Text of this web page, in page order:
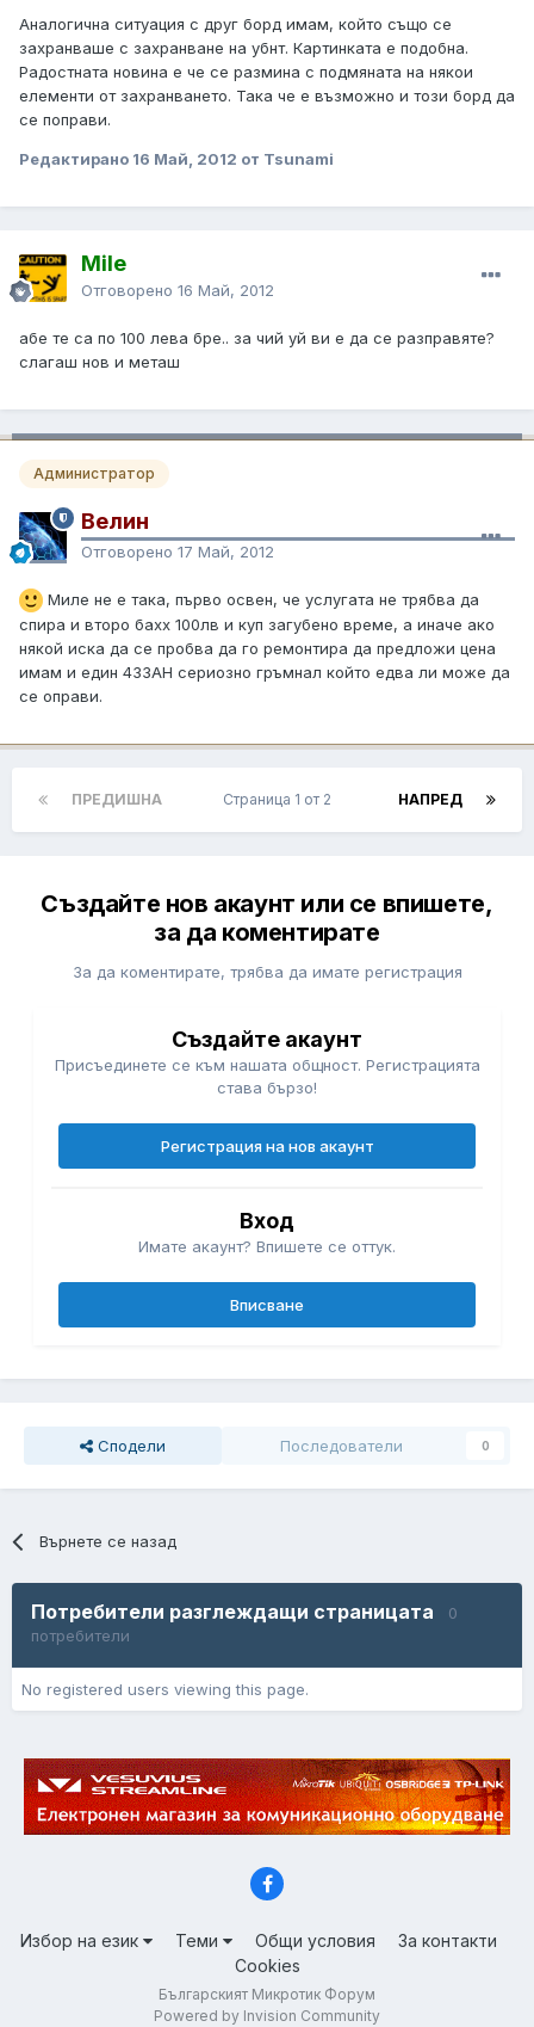
Аналогична ситуация с друг борд имам, който също се
захранваше с захранване на убнт. Картинката е подобна.
Радостната новина е че се размина с подмяната на някои
елементи от захранването. Така че е възможно и този борд да
се поправи.
Редактирано 16 Май, 2012 от Tsunami
Mile
Отговорено 16 Май, 2012
абе те са по 100 лева бре.. за чий уй ви е да се разправяте?
слагаш нов и меташ
Администратор
Велин
Отговорено 17 Май, 2012
Миле не е така, първо освен, че услугата не трябва да
спира и второ бахх 100лв и куп загубено време, а иначе ако
някой иска да се пробва да го ремонтира да предложи цена
имам и един 433АН сериозно гръмнал който едва ли може да
се оправи.
ПРЕДИШНА НАПРЕД
Страница 1 от 2
Създайте нов акаунт или се впишете,
за да коментирате
За да коментирате, трябва да имате регистрация
Създайте акаунт
Присъединете се към нашата общност. Регистрацията
става бързо!
Регистрация на нов акаунт
Вход
Имате акаунт? Впишете се оттук.
Вписване
Сподели Последователи 0
Върнете се назад
Потребители разглеждащи страницата
0
потребители
No registered users viewing this page.
Избор на език Теми Общи условия
За контакти
Cookies
Българският Микротик Форум
Powered by Invision Community